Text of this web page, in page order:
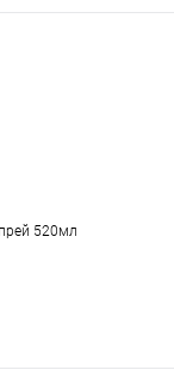
520мл